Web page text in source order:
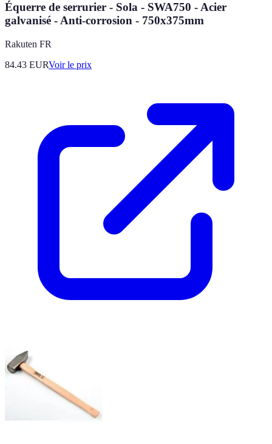
Équerre de serrurier - Sola - SWA750 - Acier
galvanisé - Anti-corrosion - 750x375mm
Rakuten FR
84.43 EURVoir le prix